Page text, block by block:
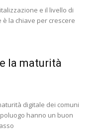
e il livello di
la chiave per crescere
la maturità
digitale dei comuni
hanno un buon